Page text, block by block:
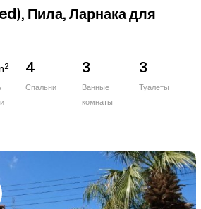
Пила, Ларнака для
2 4
Спальни
3
Ванные
комнаты
3
Туалеты